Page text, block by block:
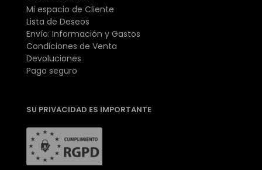
Mi espacio de Cliente
Lista de Deseos
Envío: Información y Gastos
Condiciones de Venta
Devoluciones
Pago seguro
SU PRIVACIDAD ES IMPORTANTE